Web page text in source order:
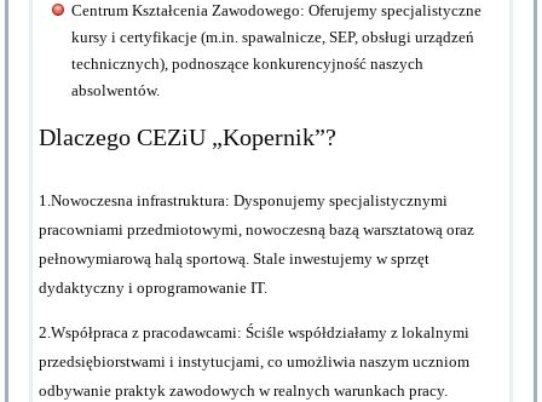
Centrum Kształcenia Zawodowego: Oferujemy specjalistyczne
kursy i certyfikacje (m.in. spawalnicze, SEP, obsługi urządzeń
technicznych), podnoszące konkurencyjność naszych
absolwentów.
Dlaczego CEZiU „Kopernik”?
1.Nowoczesna infrastruktura: Dysponujemy specjalistycznymi
pracowniami przedmiotowymi, nowoczesną bazą warsztatową oraz
pełnowymiarową halą sportową. Stale inwestujemy w sprzęt
dydaktyczny i oprogramowanie IT.
2.Współpraca z pracodawcami: Ściśle współdziałamy z lokalnymi
przedsiębiorstwami i instytucjami, co umożliwia naszym uczniom
odbywanie praktyk zawodowych w realnych warunkach pracy.